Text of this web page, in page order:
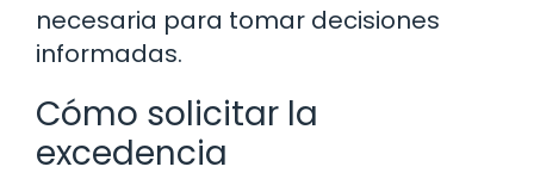
necesaria para tomar decisiones
informadas.
Cómo solicitar la
excedencia